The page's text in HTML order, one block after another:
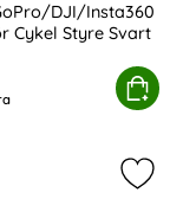
DJI/Insta360
Cykel Styre Svart
Köp
DJI/Insta360
Mount